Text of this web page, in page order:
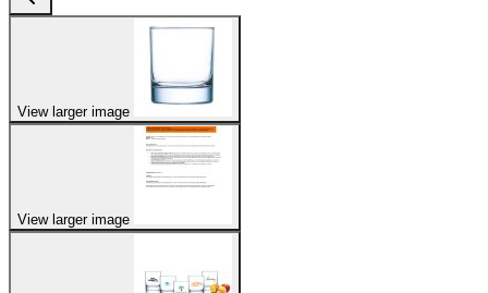
View larger image
View larger image